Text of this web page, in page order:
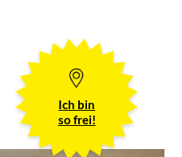
Ich bin
so frei!